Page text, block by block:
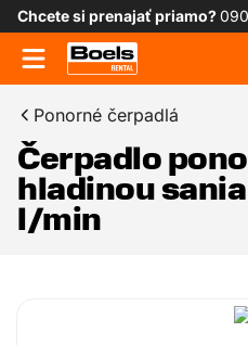
Chcete si prenajať priamo?
Ponorné čerpadlá
Čerpadlo
hladinou sania
l/min